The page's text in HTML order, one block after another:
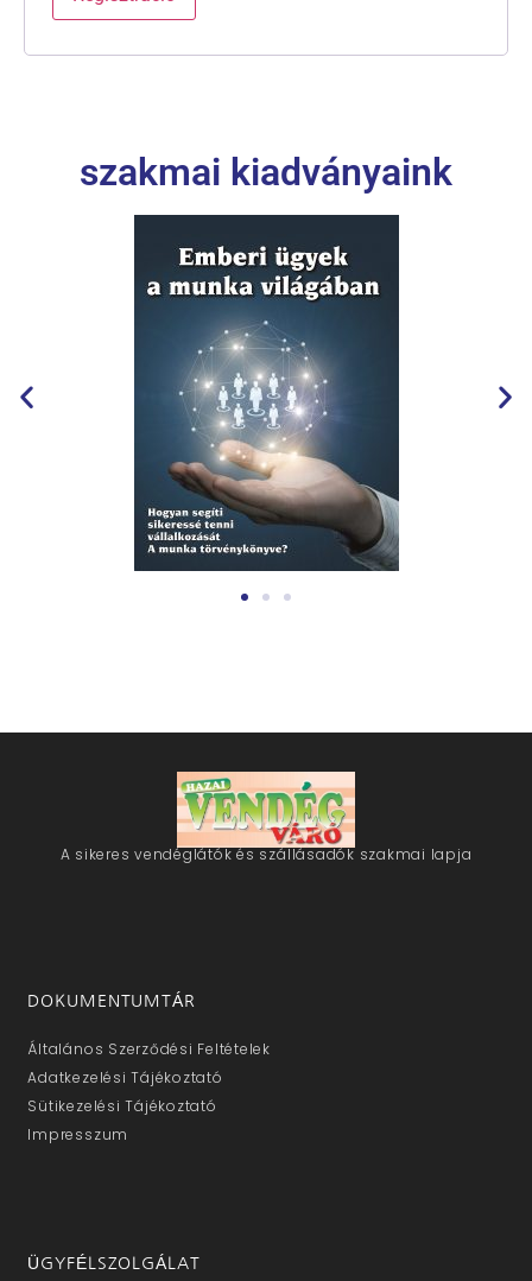
szakmai kiadványaink
A sikeres vendéglátók és szállásadók szakmai lapja
DOKUMENTUMTÁR
Általános Szerződési Feltételek
Adatkezelési Tájékoztató
Sütikezelési Tájékoztató
Impresszum
ÜGYFÉLSZOLGÁLAT